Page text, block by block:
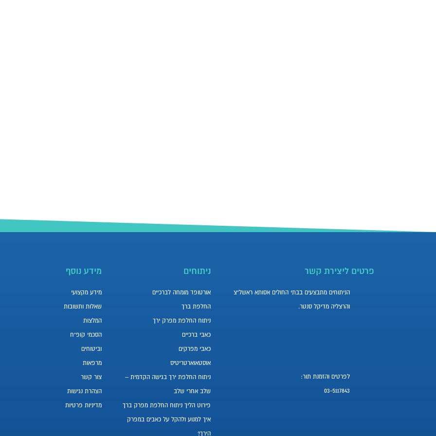
פרטים ליצירת קשר
הניתוחים מתבצעים בבתי החולים אסותא ראשל”צ
והרצליה מדיקל סנטר.
לפרטים והזמנת תור:
03-5117843
ניתוחים
אורטופד מומחה לברכיים
החלפת ברך
ניתוח החלפת מפרק ירך
כאבי ברכיים
כאבי מפרקים
אוסטאוארטריטיס
ניתוח החלפת ירך בגישה הקדמית –
שלב אחרי שלב
פירוט הליך ניתוח החלפת מפרק ברך
איך למנוע ולהקל על כאבים במפרק
הירך?
מידע נוסף
מידע מקצועי
שאלות ותשובות
המלצות
הסכמי קופ”ח
וביטוחים
מרפאות
צור קשר
הצהרת נגישות
מדיניות פרטיות